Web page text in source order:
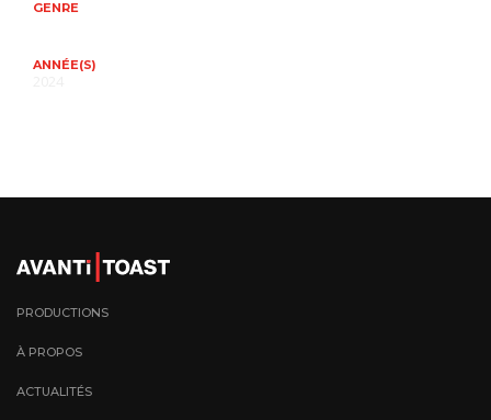
GENRE
ANNÉE(S)
PRODUCTIONS
À PROPOS
ACTUALITÉS